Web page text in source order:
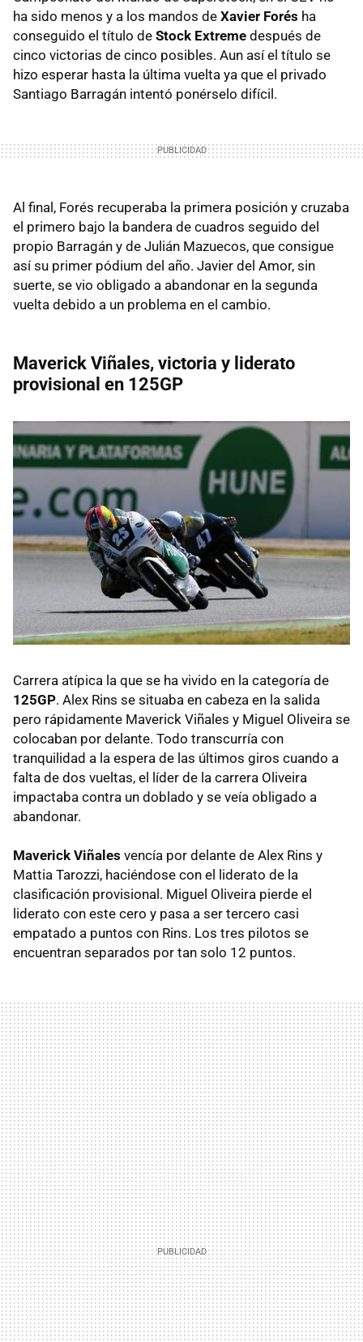
ha sido menos y a los mandos de Xavier Forés ha
conseguido el título de Stock Extreme después de
cinco victorias de cinco posibles. Aun así el título se
hizo esperar hasta la última vuelta ya que el privado
Santiago Barragán intentó ponérselo difícil.
Al final, Forés recuperaba la primera posición y cruzaba
el primero bajo la bandera de cuadros seguido del
propio Barragán y de Julián Mazuecos, que consigue
así su primer pódium del año. Javier del Amor, sin
suerte, se vio obligado a abandonar en la segunda
vuelta debido a un problema en el cambio.
Maverick Viñales, victoria y liderato
provisional en 125GP
Carrera atípica la que se ha vivido en la categoría de
125GP. Alex Rins se situaba en cabeza en la salida
pero rápidamente Maverick Viñales y Miguel Oliveira se
colocaban por delante. Todo transcurría con
tranquilidad a la espera de las últimos giros cuando a
falta de dos vueltas, el líder de la carrera Oliveira
impactaba contra un doblado y se veía obligado a
abandonar.
Maverick Viñales vencía por delante de Alex Rins y
Mattia Tarozzi, haciéndose con el liderato de la
clasificación provisional. Miguel Oliveira pierde el
liderato con este cero y pasa a ser tercero casi
empatado a puntos con Rins. Los tres pilotos se
encuentran separados por tan solo 12 puntos.